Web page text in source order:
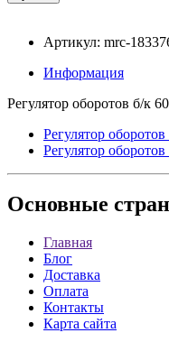
Артикул: mrc-
Информация
Регулятор оборотов б/к
Регулятор
Регулятор
Основные
Главная
Блог
Доставка
Оплата
Контакты
Карта сайта